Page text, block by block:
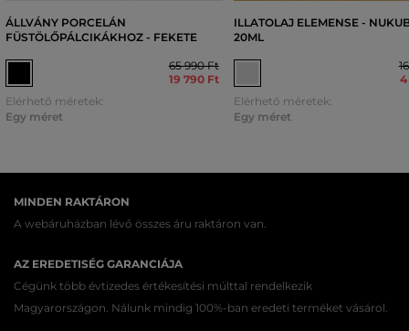
ÁLLVÁNY PORCELÁN
FÜSTÖLŐPÁLCIKÁKHOZ - FEKETE
65 990 Ft
19 790 Ft
Elérhető méretek:
Egy méret
ILLATOLAJ ELEMENSE -
20ML
4
Elérhető méretek:
Egy méret
MINDEN RAKTÁRON
A webáruházban lévő összes áru raktáron van.
AZ EREDETISÉG GARANCIÁJA
Cégünk több évtizedes értékesítési múlttal rendelkezik
Magyarországon. Nálunk mindig 100%-ban eredeti terméket vásárol.